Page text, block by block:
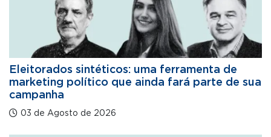
Eleitorados sintéticos: uma ferramenta de
marketing político que ainda fará parte de sua
campanha
03 de Agosto de 2026